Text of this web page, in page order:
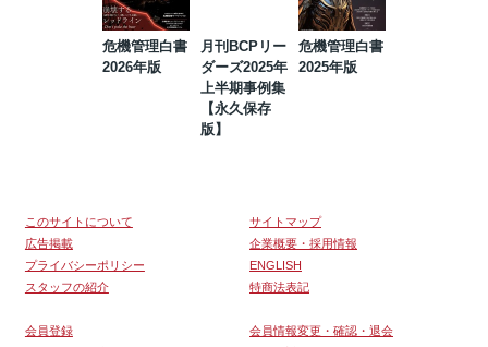
危機管理白書
2026年版
月刊BCPリー
ダーズ2025年
上半期事例集
【永久保存
版】
危機管理白書
2025年版
このサイトについて
サイトマップ
広告掲載
企業概要・採用情報
プライバシーポリシー
ENGLISH
スタッフの紹介
特商法表記
会員登録
会員情報変更・確認・退会